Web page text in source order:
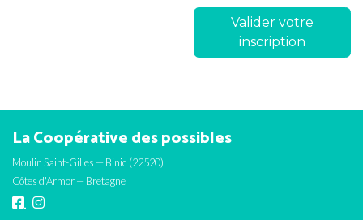
Valider votre
inscription
La Coopérative des possibles
Moulin Saint-Gilles — Binic (22520)
Côtes d'Armor — Bretagne